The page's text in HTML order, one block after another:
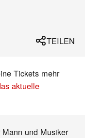
TEILEN
Tickets mehr
aktuelle
und Musiker